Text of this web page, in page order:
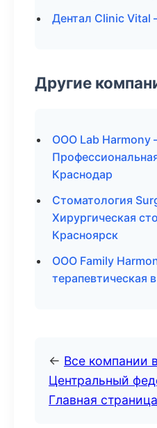
Дентал Clinic Vital
Другие
ООО Lab Harmony
Краснодар
Стоматология
Хирургическая
Красноярск
ООО Family
терапевтическая
← Все компании
Центральный
Главная страница